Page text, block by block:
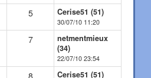
5 Cerise51 (51)
30/07/10 11:20
7
netmentmieux
(34)
22/07/10 23:54
Cerise51 (51)